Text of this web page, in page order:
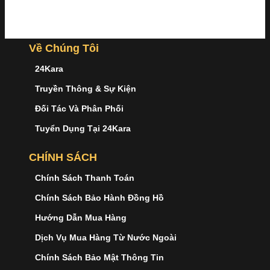
Về Chúng Tôi
24Kara
Truyền Thông & Sự Kiện
Đối Tác Và Phân Phối
Tuyển Dụng Tại 24Kara
CHÍNH SÁCH
Chính Sách Thanh Toán
Chính Sách Bảo Hành Đồng Hồ
Hướng Dẫn Mua Hàng
Dịch Vụ Mua Hàng Từ Nước Ngoài
Chính Sách Bảo Mật Thông Tin